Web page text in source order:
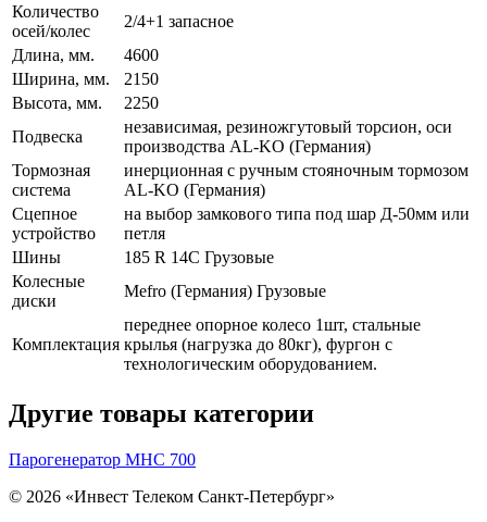
Количество
осей/колес
2/4+1 запасное
Длина, мм.
4600
Ширина, мм.
2150
Высота, мм.
2250
Подвеска
независимая, резиножгутовый торсион, оси
производства AL-KO (Германия)
Тормозная
система
инерционная с ручным стояночным тормозом
AL-KO (Германия)
Сцепное
устройство
на выбор замкового типа под шар Д-50мм или
петля
Шины
185 R 14C Грузовые
Колесные
диски
Mefro (Германия) Грузовые
Комплектация
переднее опорное колесо 1шт, стальные
крылья (нагрузка до 80кг), фургон с
технологическим оборудованием.
Другие товары категории
Парогенератор МHC 700
© 2026 «Инвест Телеком Санкт-Петербург»